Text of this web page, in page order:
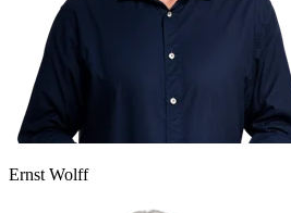
Ernst Wolff